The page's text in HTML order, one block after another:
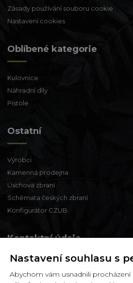
Zásady používání souboru cookie
Nastavení cookies
Oblíbené kategorie
Kulovnice
Náhradní díly
Pistole
Ostatní
Výrobci
Kamenná prodejna
Úschova zbraní
Schémata českých zbraní
Konfigurátor CZUB
Kontaktní údaje
Zbraně a střelivo Karviná
Nastavení souhlasu s
Abychom vám usnadnili procházení